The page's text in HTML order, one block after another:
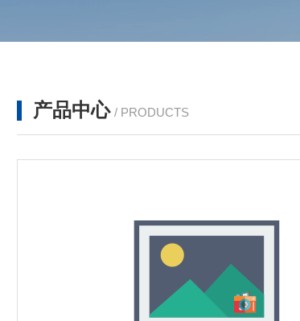
产品中心 / PRODUCTS